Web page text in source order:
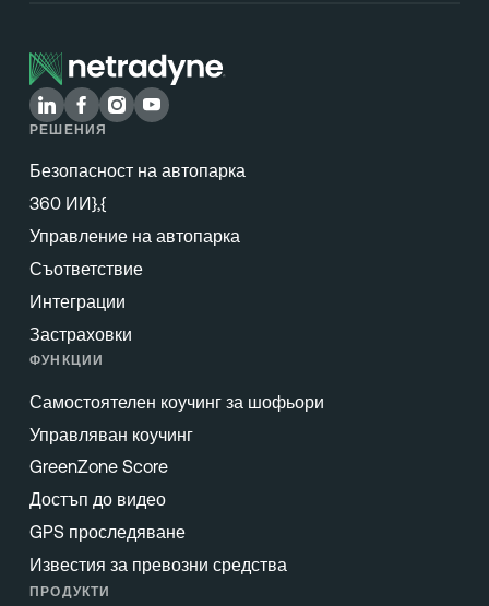
РЕШЕНИЯ
Безопасност на автопарка
360 ИИ},{
Управление на автопарка
Съответствие
Интеграции
Застраховки
ФУНКЦИИ
Самостоятелен коучинг за шофьори
Управляван коучинг
GreenZone Score
Достъп до видео
GPS проследяване
Известия за превозни средства
ПРОДУКТИ